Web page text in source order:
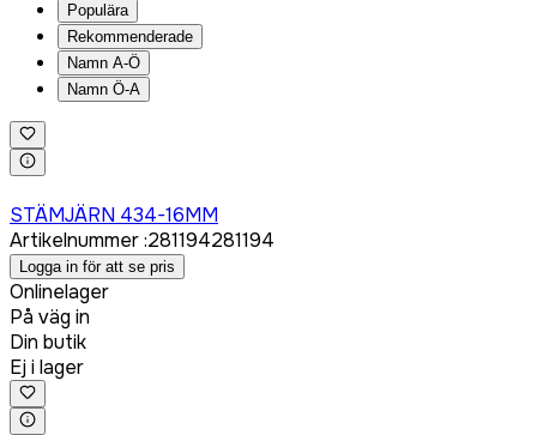
Populära
Rekommenderade
Namn A-Ö
Namn Ö-A
STÄMJÄRN 434-16MM
Artikelnummer:281194281194
Logga in för att se pris
Onlinelager
På väg in
Din butik
Ej i lager